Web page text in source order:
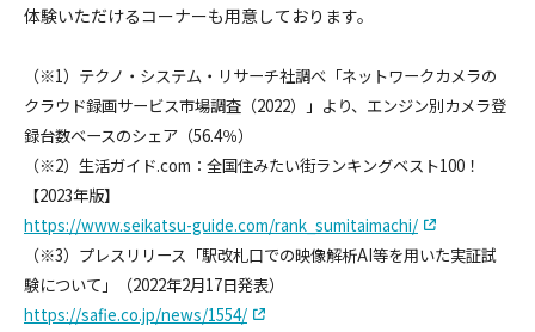
体験いただけるコーナーも用意しております。
（※1）テクノ・システム・リサーチ社調べ「ネットワークカメラの
クラウド録画サービス市場調査（2022）」より、エンジン別カメラ登
録台数ベースのシェア（56.4％）
（※2）生活ガイド.com：全国住みたい街ランキングベスト100！
【2023年版】
https://www.seikatsu-guide.com/rank_sumitaimachi/
（※3）プレスリリース「駅改札口での映像解析AI等を用いた実証試
験について」（2022年2月17日発表）
https://safie.co.jp/news/1554/